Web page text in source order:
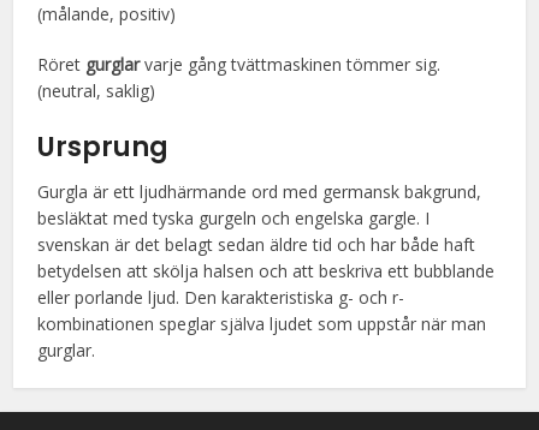
(målande, positiv)
Röret gurglarvarje gång tvättmaskinen tömmer sig.
(neutral, saklig)
Ursprung
Gurgla är ett ljudhärmande ord med germansk bakgrund,
besläktat med tyska gurgeln och engelska gargle. I
svenskan är det belagt sedan äldre tid och har både haft
betydelsen att skölja halsen och att beskriva ett bubblande
eller porlande ljud. Den karakteristiska g- och r-
kombinationen speglar själva ljudet som uppstår när man
gurglar.